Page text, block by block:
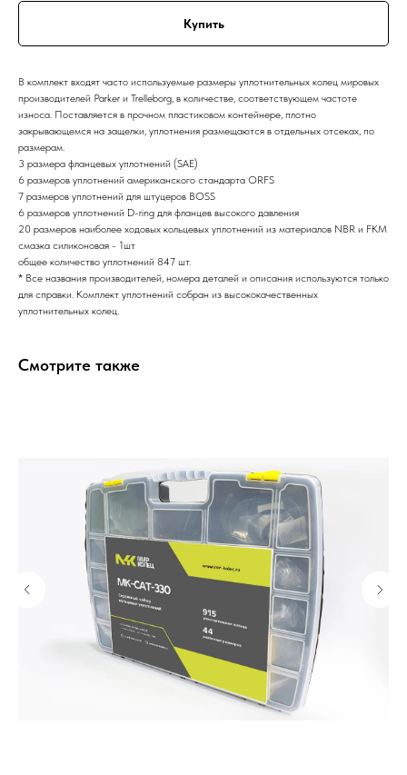
Купить
В комплект входят часто используемые размеры уплотнительных колец мировых
производителей Parker и Trelleborg, в количестве, соответствующем частоте
износа. Поставляется в прочном пластиковом контейнере, плотно
закрывающемся на защелки, уплотнения размещаются в отдельных отсеках, по
размерам.
3 размера фланцевых уплотнений (SAE)
6 размеров уплотнений американского стандарта ORFS
7 размеров уплотнений для штуцеров BOSS
6 размеров уплотнений D-ring для фланцев высокого давления
20 размеров наиболее ходовых кольцевых уплотнений из материалов NBR и FKM
смазка силиконовая - 1шт
общее количество уплотнений 847 шт.
* Все названия производителей, номера деталей и описания используются только
для справки. Комплект уплотнений собран из высококачественных
уплотнительных колец.
Смотрите также